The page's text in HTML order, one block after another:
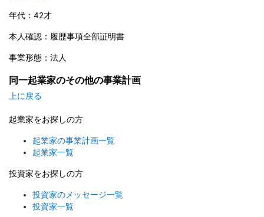
年代：42才
本人確認：履歴事項全部証明書
事業形態：法人
同一起業家のその他の事業計画
上に戻る
起業家をお探しの方
起業家の事業計画一覧
起業家一覧
投資家をお探しの方
投資家のメッセージ一覧
投資家一覧